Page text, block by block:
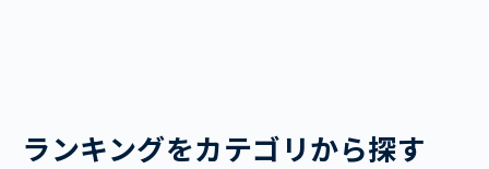
ランキングをカテゴリから探す